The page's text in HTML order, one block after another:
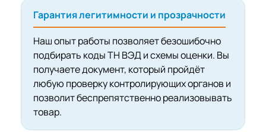
Гарантия легитимности и прозрачности
Наш опыт работы позволяет безошибочно
подбирать коды ТН ВЭД и схемы оценки. Вы
получаете документ, который пройдёт
любую проверку контролирующих органов и
позволит беспрепятственно реализовывать
товар.